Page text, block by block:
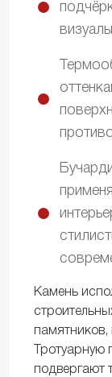
Камень
Тротуарную
подвергают